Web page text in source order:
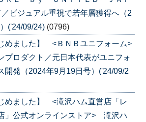
ビジュアル重視で若年層獲得へ（2
('24/09/24) (0796)
めました】 <ＢＮＢユニフォーム>
ロダクト／元日本代表がユニフォ
開発（2024年9月19日号）('24/09/2
めました】 <滝沢ハム直営店「レ
」公式オンラインストア> 滝沢ハ